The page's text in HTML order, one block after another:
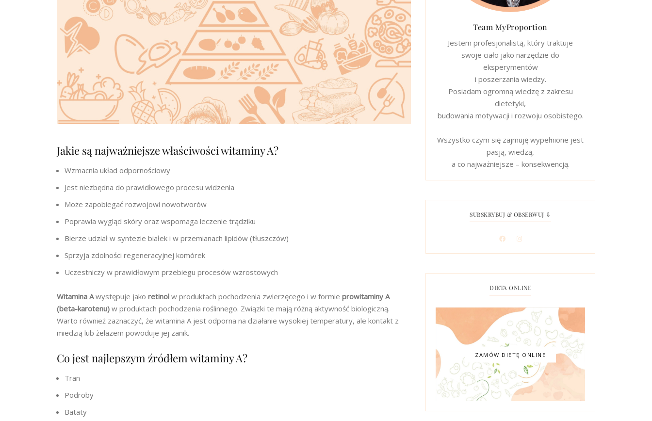
Jakie są najważniejsze właściwości witaminy A?
Wzmacnia układ odpornościowy
Jest niezbędna do prawidłowego procesu widzenia
Może zapobiegać rozwojowi nowotworów
Poprawia wygląd skóry oraz wspomaga leczenie trądziku
Bierze udział w syntezie białek i w przemianach lipidów (tłuszczów)
Sprzyja zdolności regeneracyjnej komórek
Uczestniczy w prawidłowym przebiegu procesów wzrostowych
Witamina Awystępuje jako retinol w produktach pochodzenia zwierzęcego i w formie prowitaminy A
(beta-karotenu) w produktach pochodzenia roślinnego. Związki te mają różną aktywność biologiczną.
Warto również zaznaczyć, że witamina A jest odporna na działanie wysokiej temperatury, ale kontakt z
miedzią lub żelazem powoduje jej zanik.
Co jest najlepszym źródłem witaminy A?
Tran
Podroby
Bataty
Team MyProportion
Jestem profesjonalistą, który traktuje
swoje ciało jako narzędzie do
eksperymentów
i poszerzania wiedzy.
Posiadam ogromną wiedzę z zakresu
dietetyki,
budowania motywacji i rozwoju osobistego.
Wszystko czym się zajmuję wypełnione jest
pasją, wiedzą,
a co najważniejsze – konsekwencją.
SUBSKRYBUJ & OBSERWUJ ⇩
DIETA ONLINE
ZAMÓW DIETĘ ONLINE